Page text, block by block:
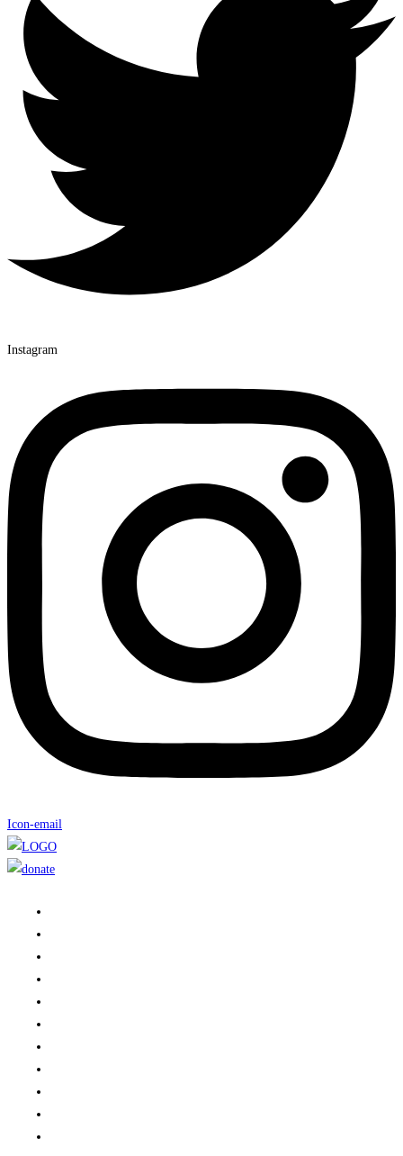
Instagram
Icon-email